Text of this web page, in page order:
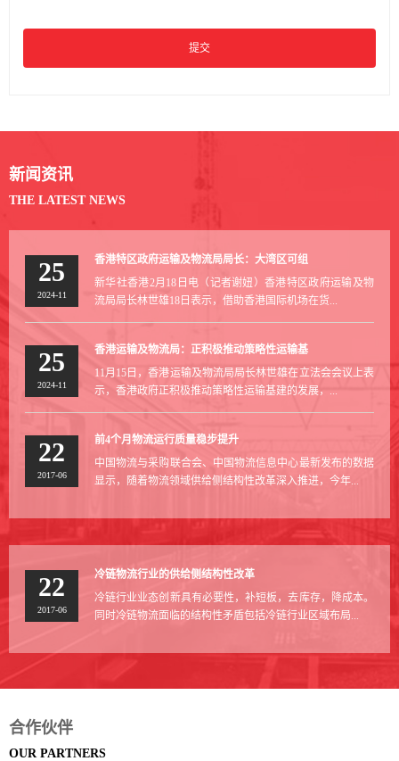
提交
新闻资讯
THE LATEST NEWS
25
2024-11
香港特区政府运输及物流局局长：大湾区可组
新华社香港2月18日电（记者谢妞）香港特区政府运输及物
流局局长林世雄18日表示，借助香港国际机场在货...
25
2024-11
香港运输及物流局：正积极推动策略性运输基
11月15日，香港运输及物流局局长林世雄在立法会会议上表
示，香港政府正积极推动策略性运输基建的发展，...
22
2017-06
前4个月物流运行质量稳步提升
中国物流与采购联合会、中国物流信息中心最新发布的数据
显示，随着物流领域供给侧结构性改革深入推进，今年...
22
2017-06
冷链物流行业的供给侧结构性改革
冷链行业业态创新具有必要性，补短板，去库存，降成本。
同时冷链物流面临的结构性矛盾包括冷链行业区域布局...
合作伙伴
OUR PARTNERS